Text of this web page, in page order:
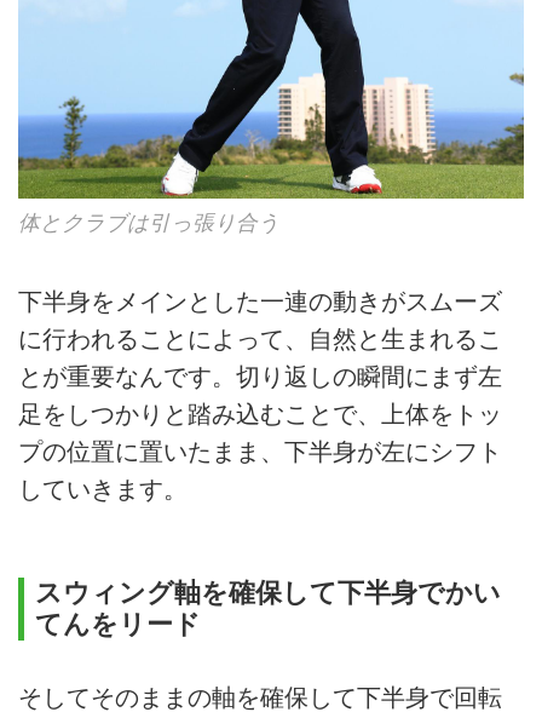
体とクラブは引っ張り合う
下半身をメインとした一連の動きがスムーズ
に行われることによって、自然と生まれるこ
とが重要なんです。切り返しの瞬間にまず左
足をしつかりと踏み込むことで、上体をトッ
プの位置に置いたまま、下半身が左にシフト
していきます。
スウィング軸を確保して下半身でかい
てんをリード
そしてそのままの軸を確保して下半身で回転